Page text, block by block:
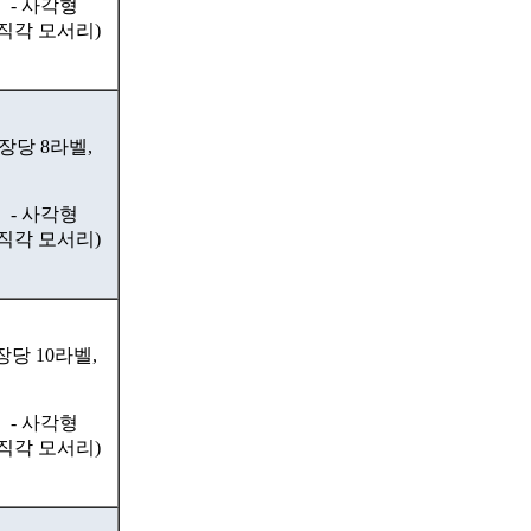
- 사각형
각 모서리)
당 8라벨,
- 사각형
각 모서리)
당 10라벨,
- 사각형
각 모서리)